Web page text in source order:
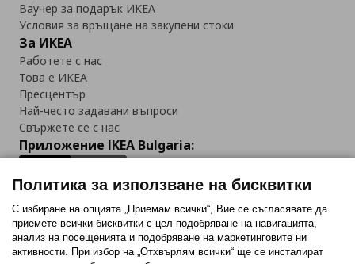
Ваучер за подарък ИКЕА
Условия за връщане на закупени стоки
За ИКЕА
Работете с нас
Това е ИКЕА
Пресцентър
Най-често задавани въпроси
Свържете се с нас
Приложение IKEA Bulgaria:
Последвайте ни:
FacebookTwitterYoutubePinterestInstagram
Политика за използване на бисквитки
С избиране на опцията „Приемам всички“, Вие се съгласявате да
приемете всички бисквитки с цел подобряване на навигацията,
анализ на посещенията и подобряване на маркетинговите ни
активности. При избор на „Отхвърлям всички“ ще се инсталират